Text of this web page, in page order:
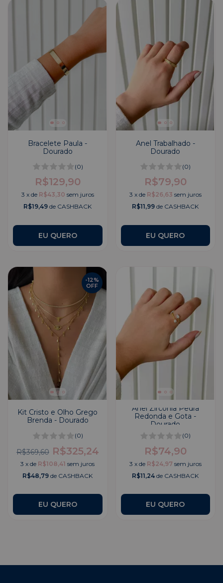
Bracelete Paula -
Dourado
(0)
R$129,90
3 x de R$43,30 sem juros
R$19,49 de CASHBACK
Anel Trabalhado -
Dourado
(0)
R$79,90
3 x de R$26,63 sem juros
R$11,99 de CASHBACK
EU QUERO
Kit Cristo e Olho Grego
Brenda - Dourado
(0)
R$369,60R$325,24
-12%
OFF
3 xde R$108,41 sem juros
R$48,79 de CASHBACK
Anel Zircônia Pedra
Redonda e Gota -
Dourado
(0)
R$74,90
3 x de R$24,97 sem juros
R$11,24 de CASHBACK